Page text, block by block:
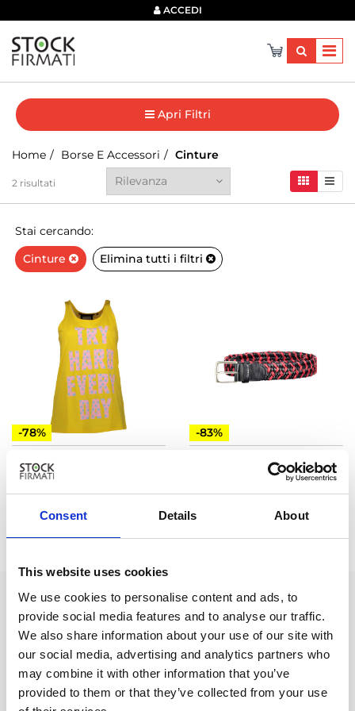
Consent Details About
This website uses cookies
We use cookies to personalise content and ads, to
provide social media features and to analyse our traffic.
We also share information about your use of our site with
our social media, advertising and analytics partners who
may combine it with other information that you’ve
provided to them or that they’ve collected from your use
ACCEDI
Apri Filtri
Home Borse E Accessori Cinture
2 risultati
Stai cercando:
Cinture
Elimina tutti i filtri
-78%
SILVIAN HEACH
Vedi Prezzo
2XS
-83%
GANT
Vedi Prezzo
STOCKFIRMATI
Via dei Marmorari, 94 Spilamberto (MO) Italy
Servizio Clienti
Assistenza +39 340 6062115